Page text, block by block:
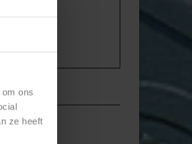
ons
ze heeft